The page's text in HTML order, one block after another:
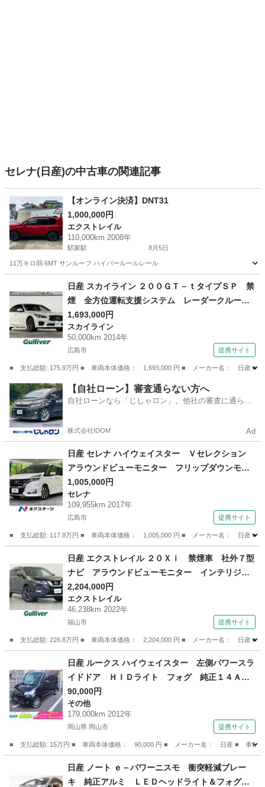
セレナ(日産)の中古車の関連記事
【オンライン決済】DNT31
1,000,000円
エクストレイル
110,000km 2008年
駅家駅 8月5日
11万キロ弱 6MT サンルーフ ハイパールールレール
駅家駅 エクストレイル サンルーフ
日産 スカイライン ２００ＧＴ－ｔタイプＳＰ 禁
煙 全方位運転支援システム レーダークルーズ
コントロール ＢＳＭ 純正ナビ アラウンドビ
ューモニター ＬＥＤヘッドライト ブラック革
シート シートヒーター ビルトインＥＴＣ ド
1,693,000円
スカイライン
50,000km 2014年
広島市 提携サイト
■ 支払総額: 175.9万円 ■ 車両本体価格： 1,693,000 円 ■ メーカー名： 日産 ■
広島 広島市 スカイライン
【自社ローン】審査通らない方へ
自社ローンなら「じしゃロン」。他社の審査に通らな
株式会社IDOM Ad
日産 セレナ ハイウェイスター Ｖセレクション
アラウンドビューモニター フリップダウンモニ
ター 両側電動スライドドア ドライブレコーダ
ー 純正９インチナビ ＬＥＤヘッドライト Ｅ
ＴＣ 衝突軽減 クルーズコントロール ダブル
エアコン ドアバイザ― （車検整備付）
1,005,000円
セレナ
109,955km 2017年
広島市 提携サイト
■ 支払総額: 117.8万円 ■ 車両本体価格： 1,005,000 円 ■ メーカー名： 日産 ■
セレナ
日産 エクストレイル ２０Ｘｉ 禁煙車 社外７型
ナビ アラウンドビューモニター インテリジェ
ントルームミラー 前後ドライブレコーダー
プロパイロット パワーバックドア 前席パワー
シート 前席／後席左右シートヒーター スマー
2,204,000円
エクストレイル
46,238km 2022年
福山市 提携サイト
■ 支払総額: 226.8万円 ■ 車両本体価格： 2,204,000 円 ■ メーカー名： 日産 ■
エクストレイル
日産 ルークス ハイウェイスター 左側パワースラ
イドドア ＨＩＤライト フォグ 純正１４Ａ
Ｗ スマートキー パワステ パワーウィンド
ウ オートエアコン ＡＢＳ オートマ ベンチ
シート タイミングチェーン式 （検9.12）
90,000円
その他
179,000km 2012年
岡山県 岡山市 提携サイト
■ 支払総額: 15万円 ■ 車両本体価格： 90,000 円 ■ メーカー名： 日産 ■ 車種
その他
日産 ノート ｅ－パワーニスモ 衝突軽減ブレー
キ 純正アルミ ＬＥＤヘッドライト＆フォグ